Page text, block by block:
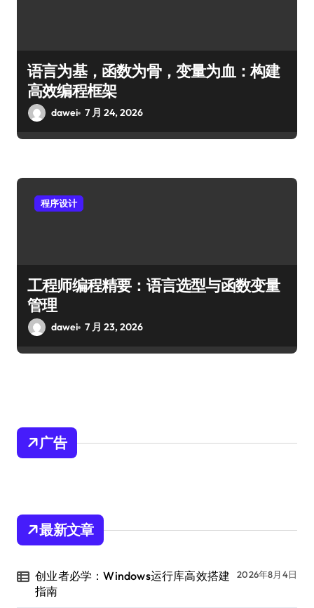
语言为基，函数为骨，变量为血：构建
高效编程框架
dawei 7 月 24, 2026
程序设计
工程师编程精要：语言选型与函数变量
管理
dawei 7 月 23, 2026
广告
最新文章
创业者必学：Windows运行库高效搭建
指南
2026年8月4日